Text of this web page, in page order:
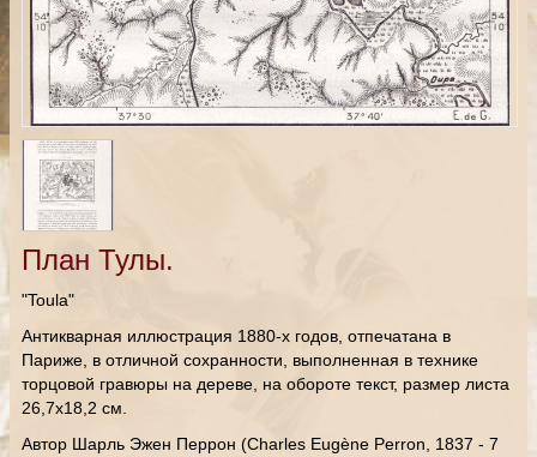
План Тулы.
"Toula"
Антикварная иллюстрация 1880-х годов, отпечатана в
Париже, в отличной сохранности, выполненная в технике
торцовой гравюры на дереве, на обороте текст, размер листа
26,7х18,2 см.
Автор Шарль Эжен Перрон (Charles Eugène Perron, 1837 - 7